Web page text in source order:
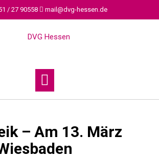
/ 27 90558 mail@dvg-hessen.de
– Am 13. März